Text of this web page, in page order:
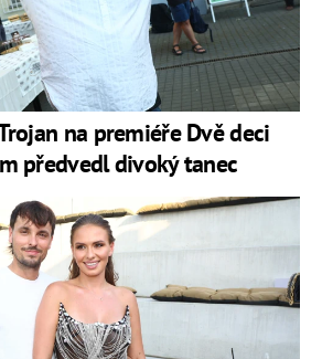
na premiéře Dvě deci
předvedl divoký tanec